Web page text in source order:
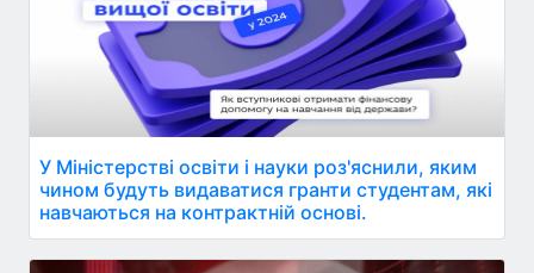
У Міністерстві освіти і науки роз'яснили, яким
чином будуть видаватися гранти студентам, які
навчаються на контрактній основі.